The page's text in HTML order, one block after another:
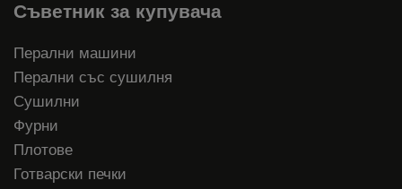
Съветник за купувача
Перални машини
Перални със сушилня
Сушилни
Фурни
Плотове
Готварски печки